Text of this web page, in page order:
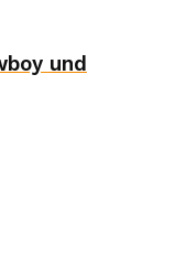
und